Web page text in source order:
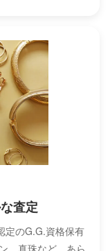
査定
定のG.G.資格保有